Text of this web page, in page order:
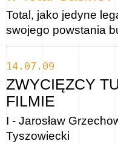
Total, jako jedyne
swojego powstania
14.07.09
ZWYCIĘZCY
FILMIE
I - Jarosław
Tyszowiecki